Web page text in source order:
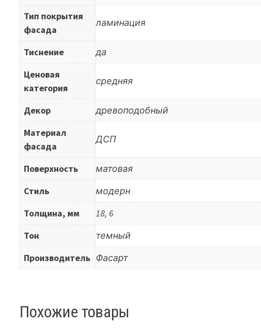
Тип покрытия
фасада
ламинация
Тиснение
да
Ценовая
категория
средняя
Декор
древоподобный
Материал
фасада
ДСП
Поверхность
матовая
Стиль
модерн
Толщина, мм
18, 6
Тон
темный
Производитель Фасарт
Похожие товары